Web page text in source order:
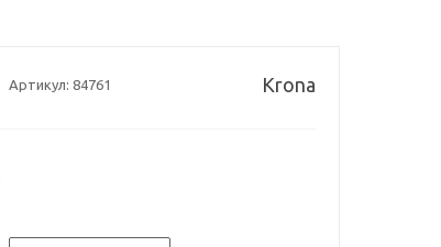
Артикул: 84761 Krona